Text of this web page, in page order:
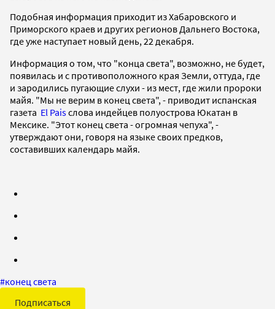
Подобная информация приходит из Хабаровского и
Приморского краев и других регионов Дальнего Востока,
где уже наступает новый день, 22 декабря.
Информация о том, что "конца света", возможно, не будет,
появилась и с противоположного края Земли, оттуда, где
и зародились пугающие слухи - из мест, где жили пророки
майя. "Мы не верим в конец света", - приводит испанская
газета El Paisслова индейцев полуострова Юкатан в
Мексике. "Этот конец света - огромная чепуха", -
утверждают они, говоря на языке своих предков,
составивших календарь майя.
#конец света
Подписаться